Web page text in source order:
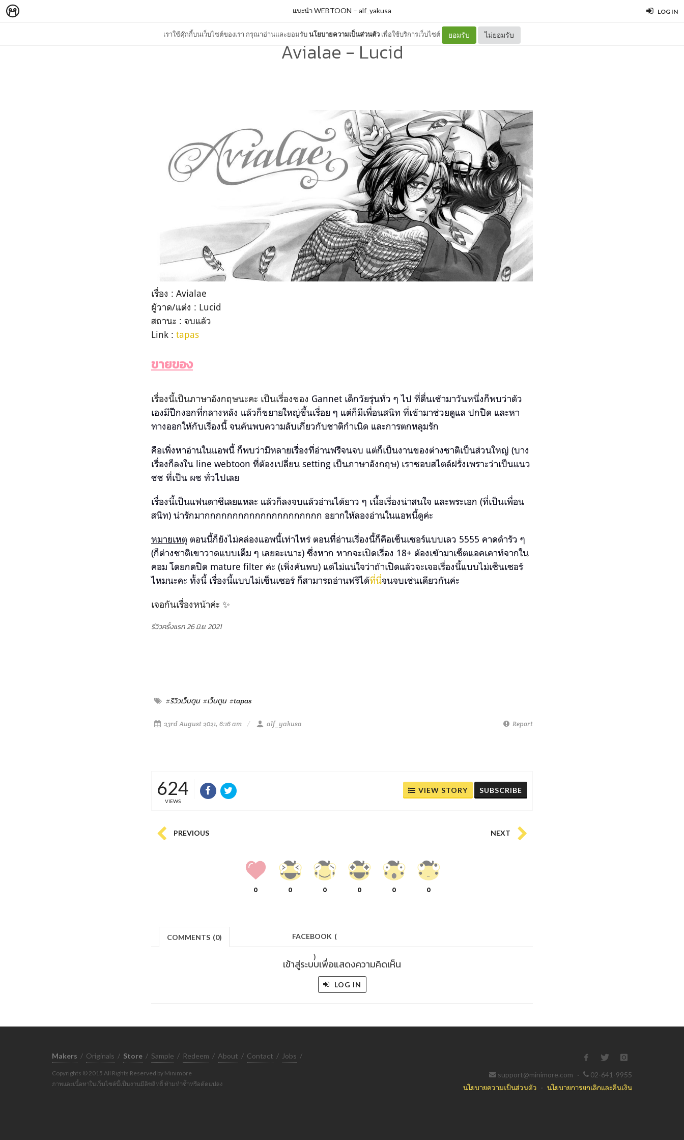
LOG IN
เราใช้คุ๊กกี้บนเว็บไซต์ของเรา กรุณาอ่านและยอมรับนโยบายความเป็นส่วนตัว เพื่อใช้บริการเว็บไซต์ ยอมรับ ไม่ยอมรับ
แนะนำ WEBTOON – alf_yakusa
Avialae - Lucid
เรื่อง : Avialae
ผูัวาด/แต่ง : Lucid
สถานะ : จบแล้ว
Link : tapas
ขายของ
เรื่องนี้เป็นภาษาอังกฤษนะคะ เป็นเรื่องของ Gannet เด็กวัยรุ่นทั่ว ๆ ไป ที่ตื่นเช้ามาวันหนึ่งก็พบว่าตัว
เองมีปีกงอกที่กลางหลัง แล้วก็ขยายใหญ่ขึ้นเรื่อย ๆ แต่ก็มีเพื่อนสนิท ที่เข้ามาช่วยดูแล ปกปิด และหา
ทางออกให้กับเรื่องนี้ จนค้นพบความลับเกี่ยวกับชาติกำเนิด และการตกหลุมรัก
คือเพิ่งหาอ่านในแอพนี้ ก็พบว่ามีหลายเรื่องที่อ่านฟรีจนจบ แต่ก็เป็นงานของต่างชาติเป็นส่วนใหญ่ (บาง
เรื่องก็ลงใน line webtoon ที่ต้องเปลี่ยน setting เป็นภาษาอังกฤษ) เราชอบสไตล์ฝรั่งเพราะว่าเป็นแนว
ชช ที่เป็น ผช ทั่วไปเลย
เรื่องนี้เป็นแฟนตาซีเลยแหละ แล้วก็ลงจบแล้วอ่านได้ยาว ๆ เนื้อเรื่องน่าสนใจ และพระเอก (ที่เป็นเพื่อน
สนิท) น่ารักมากกกกกกกกกกกกกกกกกกกกก อยากให้ลองอ่านในแอพนี้ดูค่ะ
หมายเหตุ ตอนนี้ก็ยังไม่คล่องแอพนี้เท่าไหร่ ตอนที่อ่านเรื่องนี้ก็คือเซ็นเซอร์แบบเลว 5555 คาดดำรัว ๆ
(ก็ต่างชาติเขาวาดแบบเต็ม ๆ เลยอะเนาะ) ซึ่งหาก หากจะเปิดเรื่อง 18+ ต้องเข้ามาเซ็ตแอคเคาท์จากใน
คอม โดยกดปิด mature filter ค่ะ (เพิ่งค้นพบ) แต่ไม่แน่ใจว่าถ้าเปิดแล้วจะเจอเรื่องนี้แบบไม่เซ็นเซอร์
ไหมนะคะ ทั้งนี้ เรื่องนี้แบบไม่เซ็นเซอร์ ก็สามารถอ่านฟรีได้ที่นี่จนจบเช่นเดียวกันค่ะ
เจอกันเรื่องหน้าค่ะ ✨
รีวิวครั้งแรก 26 มิ.ย. 2021
#รีวิวเว็บตูน #เว็บตูน #tapas
23rd August 2021, 6:16 am alf_yakusa Report
624
VIEWS
VIEW STORY SUBSCRIBE
PREVIOUS NEXT
0 0 0 0 0 0
COMMENTS (0) FACEBOOK (
)
เข้าสู่ระบบเพื่อแสดงความคิดเห็น
LOG IN
Makers / Originals / Store / Sample / Redeem / About / Contact / Jobs /
Copyrights © 2015 All Rights Reserved by Minimore
ภาพและเนื้อหาในเว็บไซต์นี้เป็นงานมีลิขสิทธิ์ ห้ามทำซ้ำหรือดัดแปลง
support@minimore.com ·
02-641-9955
นโยบายความเป็นส่วนตัว · นโยบายการยกเลิกและคืนเงิน